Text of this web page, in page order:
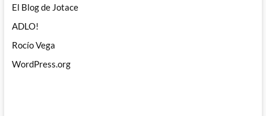
El Blog de Jotace
ADLO!
Rocío Vega
WordPress.org